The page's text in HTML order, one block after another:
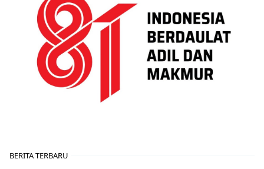
BERITA TERBARU